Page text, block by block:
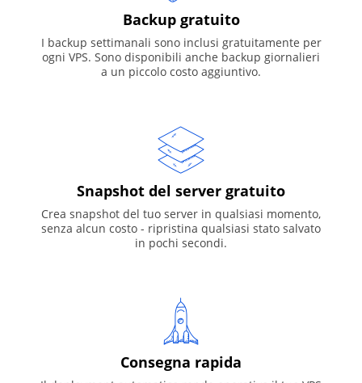
Backup gratuito
I backup settimanali sono inclusi gratuitamente per
ogni VPS. Sono disponibili anche backup giornalieri
a un piccolo costo aggiuntivo.
Snapshot del server gratuito
Crea snapshot del tuo server in qualsiasi momento,
senza alcun costo - ripristina qualsiasi stato salvato
in pochi secondi.
Consegna rapida